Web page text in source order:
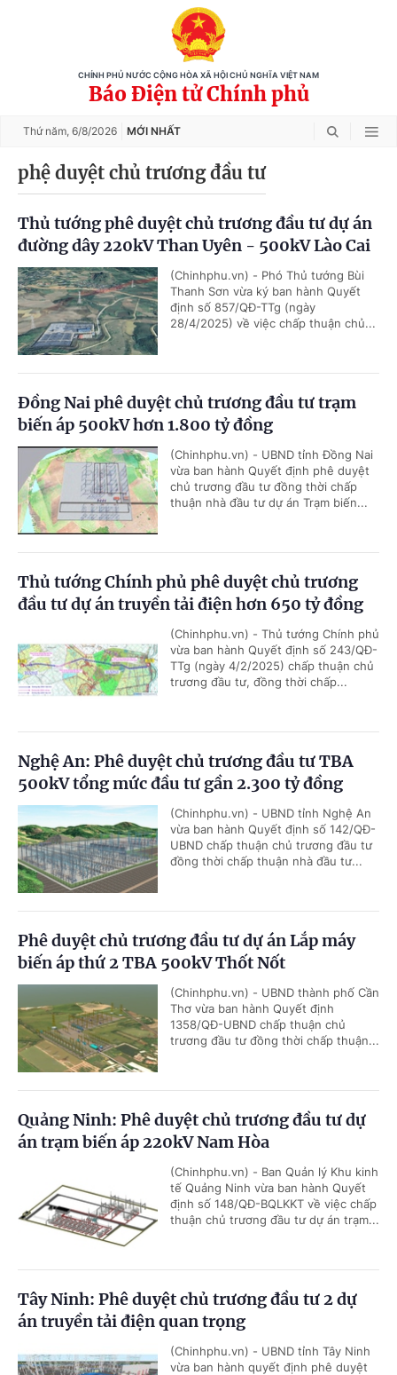
CHÍNH PHỦ NƯỚC CỘNG HÒA XÃ HỘI CHỦ NGHĨA VIỆT NAM
Báo Điện tử Chính phủ
Thứ năm, 6/8/2026 MỚI NHẤT
phệ duyệt chủ trương đầu tư
Thủ tướng phê duyệt chủ trương đầu tư dự án
đường dây 220kV Than Uyên - 500kV Lào Cai
(Chinhphu.vn) - Phó Thủ tướng Bùi
Thanh Sơn vừa ký ban hành Quyết
định số 857/QĐ-TTg (ngày
28/4/2025) về việc chấp thuận chủ...
Đồng Nai phê duyệt chủ trương đầu tư trạm
biến áp 500kV hơn 1.800 tỷ đồng
(Chinhphu.vn) - UBND tỉnh Đồng Nai
vừa ban hành Quyết định phê duyệt
chủ trương đầu tư đồng thời chấp
thuận nhà đầu tư dự án Trạm biến...
Thủ tướng Chính phủ phê duyệt chủ trương
đầu tư dự án truyền tải điện hơn 650 tỷ đồng
(Chinhphu.vn) - Thủ tướng Chính phủ
vừa ban hành Quyết định số 243/QĐ-
TTg (ngày 4/2/2025) chấp thuận chủ
trương đầu tư, đồng thời chấp...
Nghệ An: Phê duyệt chủ trương đầu tư TBA
500kV tổng mức đầu tư gần 2.300 tỷ đồng
(Chinhphu.vn) - UBND tỉnh Nghệ An
vừa ban hành Quyết định số 142/QĐ-
UBND chấp thuận chủ trương đầu tư
đồng thời chấp thuận nhà đầu tư...
Phê duyệt chủ trương đầu tư dự án Lắp máy
biến áp thứ 2 TBA 500kV Thốt Nốt
(Chinhphu.vn) - UBND thành phố Cần
Thơ vừa ban hành Quyết định
1358/QĐ-UBND chấp thuận chủ
trương đầu tư đồng thời chấp thuận...
Quảng Ninh: Phê duyệt chủ trương đầu tư dự
án trạm biến áp 220kV Nam Hòa
(Chinhphu.vn) - Ban Quản lý Khu kinh
tế Quảng Ninh vừa ban hành Quyết
định số 148/QĐ-BQLKKT về việc chấp
thuận chủ trương đầu tư dự án trạm...
Tây Ninh: Phê duyệt chủ trương đầu tư 2 dự
án truyền tải điện quan trọng
(Chinhphu.vn) - UBND tỉnh Tây Ninh
vừa ban hành quyết định phê duyệt